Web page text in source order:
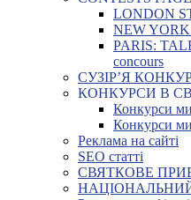
LONDON
NEW YORK
PARIS:
concours
СУЗІР’Я
КОНКУРСИ В
Конкурси
Конкурси
Реклама на сайті
SEO статті
СВЯТКОВЕ